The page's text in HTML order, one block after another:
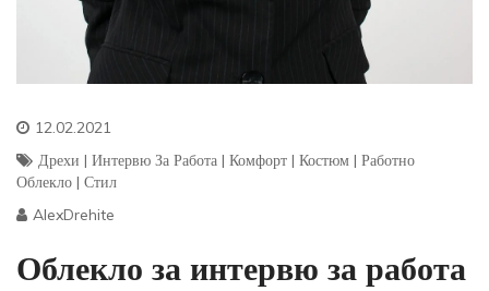
12.02.2021
Дрехи | Интервю За Работа | Комфорт | Костюм | Работно
Облекло | Стил
AlexDrehite
Облекло за интервю за работа